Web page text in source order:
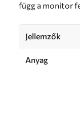
függ a monitor
Jellemzők
Anyag